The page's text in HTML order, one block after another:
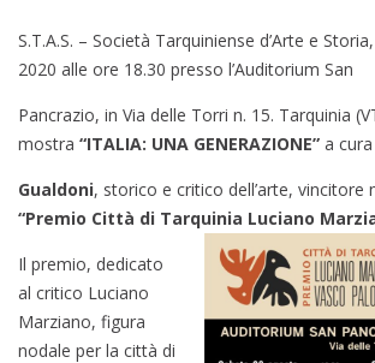
S.T.A.S. – Società Tarquiniense d’Arte e
2020 alle ore 18.30 presso l’Auditorium San
Pancrazio, in Via delle Torri n. 15. Tarquinia
mostra “ITALIA: UNA GENERAZIONE” a
Gualdoni, storico e critico dell’arte, vincitore
“Premio Città di Tarquinia Luciano
Il premio, dedicato
al critico Luciano
Marziano, figura
nodale per la città di